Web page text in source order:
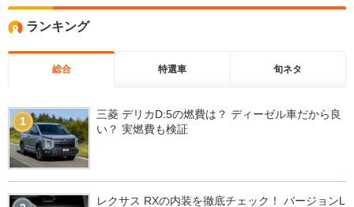
ランキング
総合 特選車 旬ネタ
1
三菱 デリカD:5の燃費は？ ディーゼル車だから良
い？ 実燃費も検証
レクサス RXの内装を徹底チェック！ バージョンL